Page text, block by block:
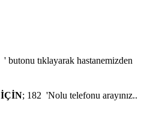
' butonu tıklayarak hastanemizden
İÇİN; 182 'Nolu telefonu arayınız..